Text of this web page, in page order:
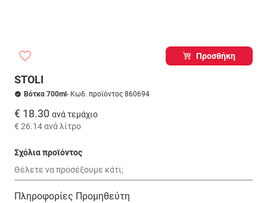
Προσθήκη
STOLI
Βότκα 700ml - Κωδ. προϊόντος 860694
€ 18.30 ανά τεμάχιο
€ 26.14ανά λίτρο
Σχόλια προϊόντος
Πληροφορίες Προμηθεύτη